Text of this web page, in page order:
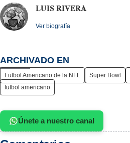
LUIS RIVERA
Ver biografía
ARCHIVADO EN
Futbol Americano de la NFL Super Bowl
futbol americano
Únete a nuestro canal